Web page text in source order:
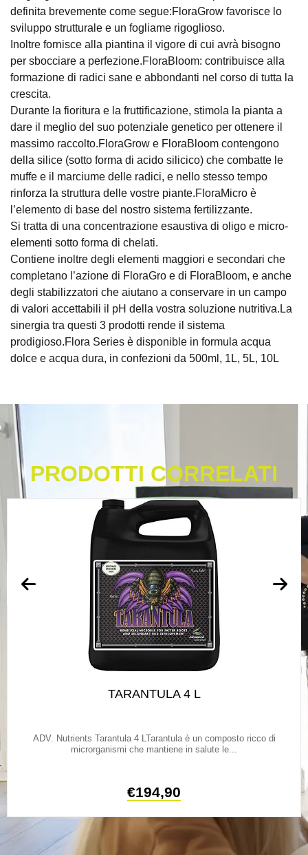
definita brevemente come segue:FloraGrow favorisce lo
sviluppo strutturale e un fogliame rigoglioso.
Inoltre fornisce alla piantina il vigore di cui avrà bisogno
per sbocciare a perfezione.FloraBloom: contribuisce alla
formazione di radici sane e abbondanti nel corso di tutta la
crescita.
Durante la fioritura e la fruttificazione, stimola la pianta a
dare il meglio del suo potenziale genetico per ottenere il
massimo raccolto.FloraGrow e FloraBloom contengono
della silice (sotto forma di acido silicico) che combatte le
muffe e il marciume delle radici, e nello stesso tempo
rinforza la struttura delle vostre piante.FloraMicro è
l’elemento di base del nostro sistema fertilizzante.
Si tratta di una concentrazione esaustiva di oligo e micro-
elementi sotto forma di chelati.
Contiene inoltre degli elementi maggiori e secondari che
completano l’azione di FloraGro e di FloraBloom, e anche
degli stabilizzatori che aiutano a conservare in un campo
di valori accettabili il pH della vostra soluzione nutritiva.La
sinergia tra questi 3 prodotti rende il sistema
prodigioso.Flora Series è disponible in formula acqua
dolce e acqua dura, in confezioni da 500ml, 1L, 5L, 10L
PRODOTTI CORRELATI
TARANTULA 4 L
ADV. Nutrients Tarantula 4 LTarantula è un composto ricco di
microrganismi che mantiene in salute le...
€194,90